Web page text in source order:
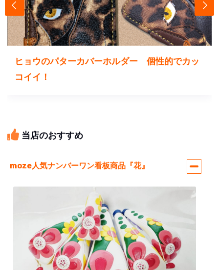
ヒョウのパターカバーホルダー 個性的でカッ
コイイ！
当店のおすすめ
moze人気ナンバーワン看板商品『花』